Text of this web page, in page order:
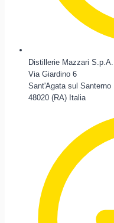
Distillerie Mazzari S.p.A.
Via Giardino 6
Sant'Agata sul Santerno
48020 (RA) Italia